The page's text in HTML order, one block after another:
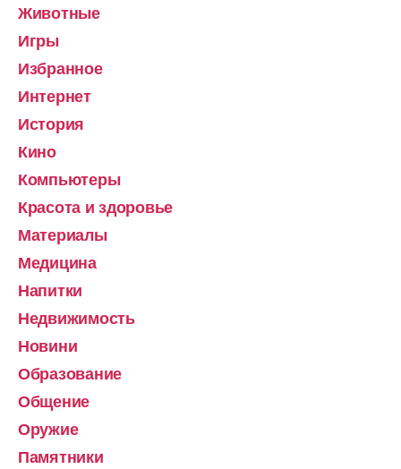
Животные
Игры
Избранное
Интернет
История
Кино
Компьютеры
Красота и здоровье
Материалы
Медицина
Напитки
Недвижимость
Новини
Образование
Общение
Оружие
Памятники